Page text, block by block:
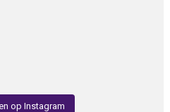
op Instagram